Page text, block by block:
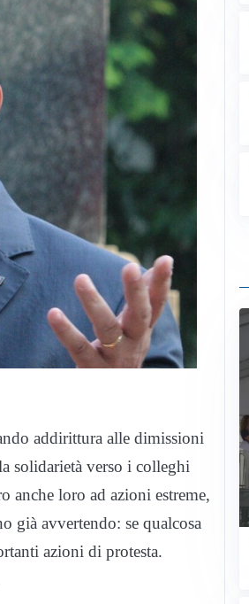
addirittura alle dimissioni
solidarietà verso i colleghi
anche loro ad azioni estreme,
già avvertendo: se qualcosa
azioni di protesta.